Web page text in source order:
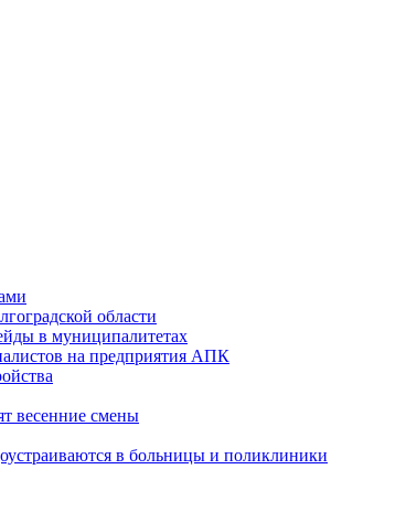
области
в муниципалитетах
на предприятия АПК
весенние смены
в больницы и поликлиники